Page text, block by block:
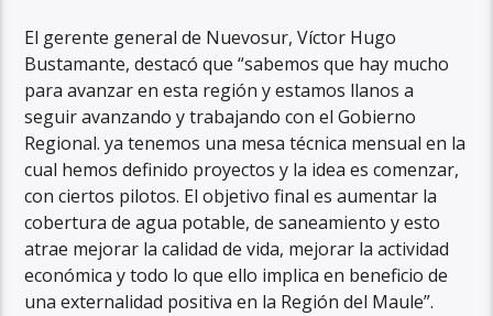
El gerente general de Nuevosur, Víctor Hugo
Bustamante, destacó que “sabemos que hay mucho
para avanzar en esta región y estamos llanos a
seguir avanzando y trabajando con el Gobierno
Regional. ya tenemos una mesa técnica mensual en la
cual hemos definido proyectos y la idea es comenzar,
con ciertos pilotos. El objetivo final es aumentar la
cobertura de agua potable, de saneamiento y esto
atrae mejorar la calidad de vida, mejorar la actividad
económica y todo lo que ello implica en beneficio de
una externalidad positiva en la Región del Maule”.